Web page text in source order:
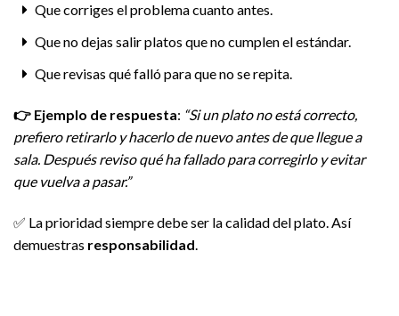
Que corriges el problema cuanto antes.
Que no dejas salir platos que no cumplen el estándar.
Que revisas qué falló para que no se repita.
👉 Ejemplo de respuesta: “Si un plato no está correcto,
prefiero retirarlo y hacerlo de nuevo antes de que llegue a
sala. Después reviso qué ha fallado para corregirlo y evitar
que vuelva a pasar.”
✅ La prioridad siempre debe ser la calidad del plato. Así
demuestras responsabilidad.